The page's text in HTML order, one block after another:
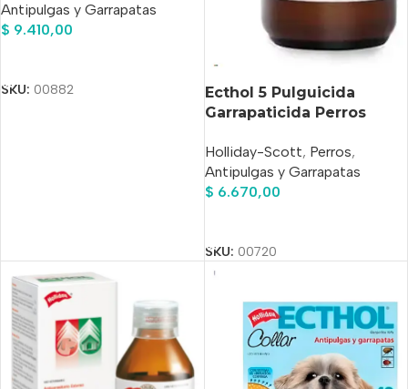
Antipulgas y Garrapatas
$ 9.410,00
SKU: 00882
Ecthol 5 Pulguicida
Garrapaticida Perros
Holliday-Scott, Perros,
Antipulgas y Garrapatas
$ 6.670,00
SKU: 00720